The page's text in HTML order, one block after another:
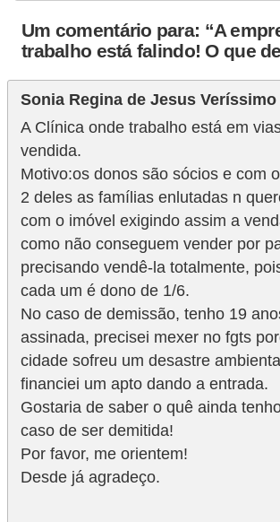
Um comentário para: “A
trabalho está falindo! O que
Sonia Regina de Jesus Veríssimo
A Clínica onde trabalho está em
vendida.
Motivo:os donos são sócios e com
2 deles as famílias enlutadas n
com o imóvel exigindo assim a
como não conseguem vender por
precisando vendê-la totalmente,
cada um é dono de 1/6.
No caso de demissão, tenho 19
assinada, precisei mexer no fgts
cidade sofreu um desastre
financiei um apto dando a entrada.
Gostaria de saber o quê ainda
caso de ser demitida!
Por favor, me orientem!
Desde já agradeço.